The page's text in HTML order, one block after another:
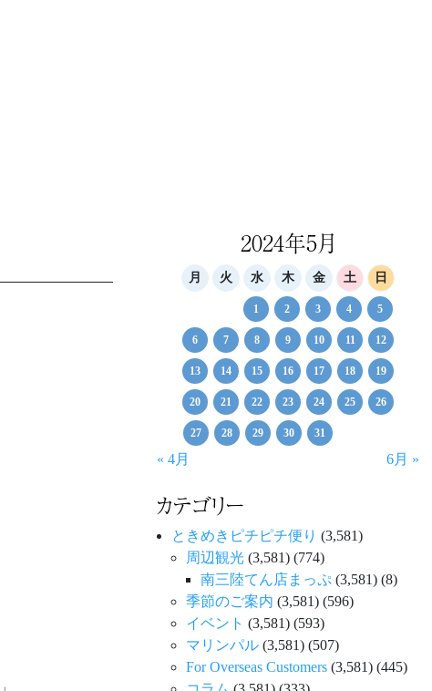
」
2024年5月
月 火 水 木 金 土 日
1 2 3 4 5
6 7 8 9 10 11 12
13 14 15 16 17 18 19
20 21 22 23 24 25 26
27 28 29 30 31
« 4月 6月 »
カテゴリー
ときめきピチピチ便り (3,581)
周辺観光 (3,581) (774)
南三陸てん店まっぷ (3,581) (8)
季節のご案内 (3,581) (596)
イベント (3,581) (593)
マリンパル (3,581) (507)
For Overseas Customers (3,581) (445)